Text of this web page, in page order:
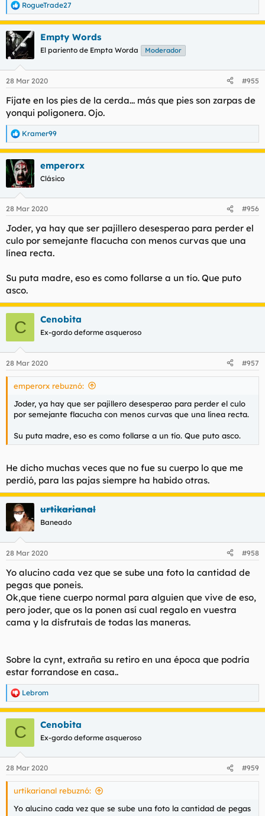
R
e
a
c
c
i
e
:
RogueTrade27
Empty Words
El pariento de Empta Worda Moderador
28 Mar 2020 #955
Fíjate en los pies de la cerda... más que pies son zarpas de
yonqui poligonera. Ojo.
R
e
a
c
c
i
e
:
Kramer99
emperorx
Clásico
28 Mar 2020 #956
Joder, ya hay que ser pajillero desesperao para perder el
culo por semejante flacucha con menos curvas que una
línea recta.
Su puta madre, eso es como follarse a un tío. Que puto
asco.
C Cenobita
Ex-gordo deforme asqueroso
28 Mar 2020 #957
emperorx rebuznó:
Joder, ya hay que ser pajillero desesperao para perder el culo
por semejante flacucha con menos curvas que una línea recta.
Su puta madre, eso es como follarse a un tío. Que puto asco.
He dicho muchas veces que no fue su cuerpo lo que me
perdió, para las pajas siempre ha habido otras.
urtikarianal
Baneado
28 Mar 2020 #958
Yo alucino cada vez que se sube una foto la cantidad de
pegas que poneis.
Ok,que tiene cuerpo normal para alguien que vive de eso,
pero joder, que os la ponen así cual regalo en vuestra
cama y la disfrutais de todas las maneras.
Sobre la cynt, extraña su retiro en una época que podría
estar forrandose en casa..
R
e
a
e
s
Lebrom
C Cenobita
Ex-gordo deforme asqueroso
28 Mar 2020 #959
urtikarianal rebuznó:
Yo alucino cada vez que se sube una foto la cantidad de pegas